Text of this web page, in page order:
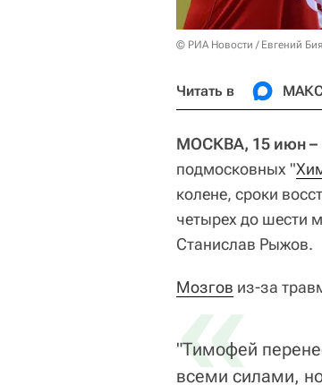
© РИА Новости / Евгений
Читать в
МОСКВА, 15 июн –
подмосковных "
колене, сроки
четырех до шести
Станислав Рыжов.
Мозгов из-за
«
"Тимофей
всеми силами,